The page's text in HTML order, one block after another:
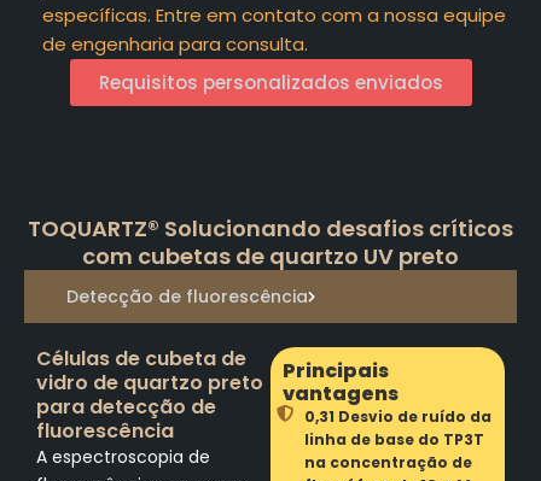
específicas. Entre em contato com a nossa equipe
de engenharia para consulta.
Requisitos personalizados enviados
TOQUARTZ® Solucionando desafios críticos
com cubetas de quartzo UV preto
Detecção de fluorescência
Células de cubeta de
vidro de quartzo preto
para detecção de
fluorescência
A espectroscopia de
Principais
vantagens
0,31 Desvio de ruído da
linha de base do TP3T
na concentração de